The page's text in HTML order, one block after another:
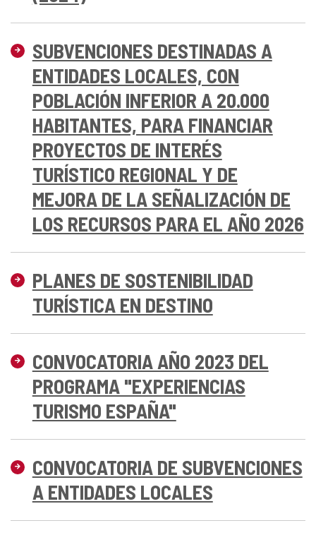
SUBVENCIONES DESTINADAS A
ENTIDADES LOCALES, CON
POBLACIÓN INFERIOR A 20.000
HABITANTES, PARA FINANCIAR
PROYECTOS DE INTERÉS
TURÍSTICO REGIONAL Y DE
MEJORA DE LA SEÑALIZACIÓN DE
LOS RECURSOS PARA EL AÑO 2026
PLANES DE SOSTENIBILIDAD
TURÍSTICA EN DESTINO
CONVOCATORIA AÑO 2023 DEL
PROGRAMA "EXPERIENCIAS
TURISMO ESPAÑA"
CONVOCATORIA DE SUBVENCIONES
A ENTIDADES LOCALES